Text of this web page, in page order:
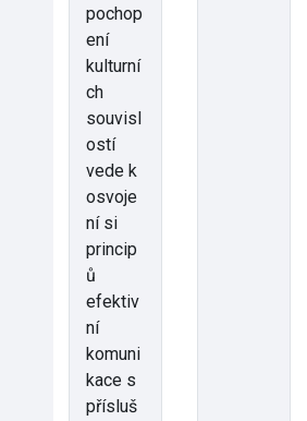
pochop
ení
kulturní
ch
souvisl
ostí
vede k
osvoje
ní si
princip
ů
efektiv
ní
komuni
kace s
přísluš